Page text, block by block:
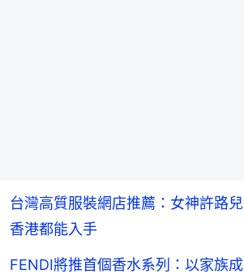
台灣高質服裝網店推薦：女神許路
香港都能入手
FENDI將推首個香水系列：以家族